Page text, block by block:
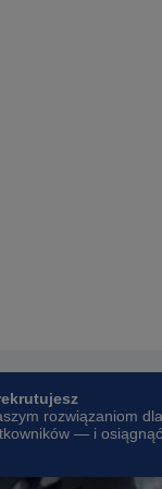
rozwiązaniom dla
— i osiągnąć